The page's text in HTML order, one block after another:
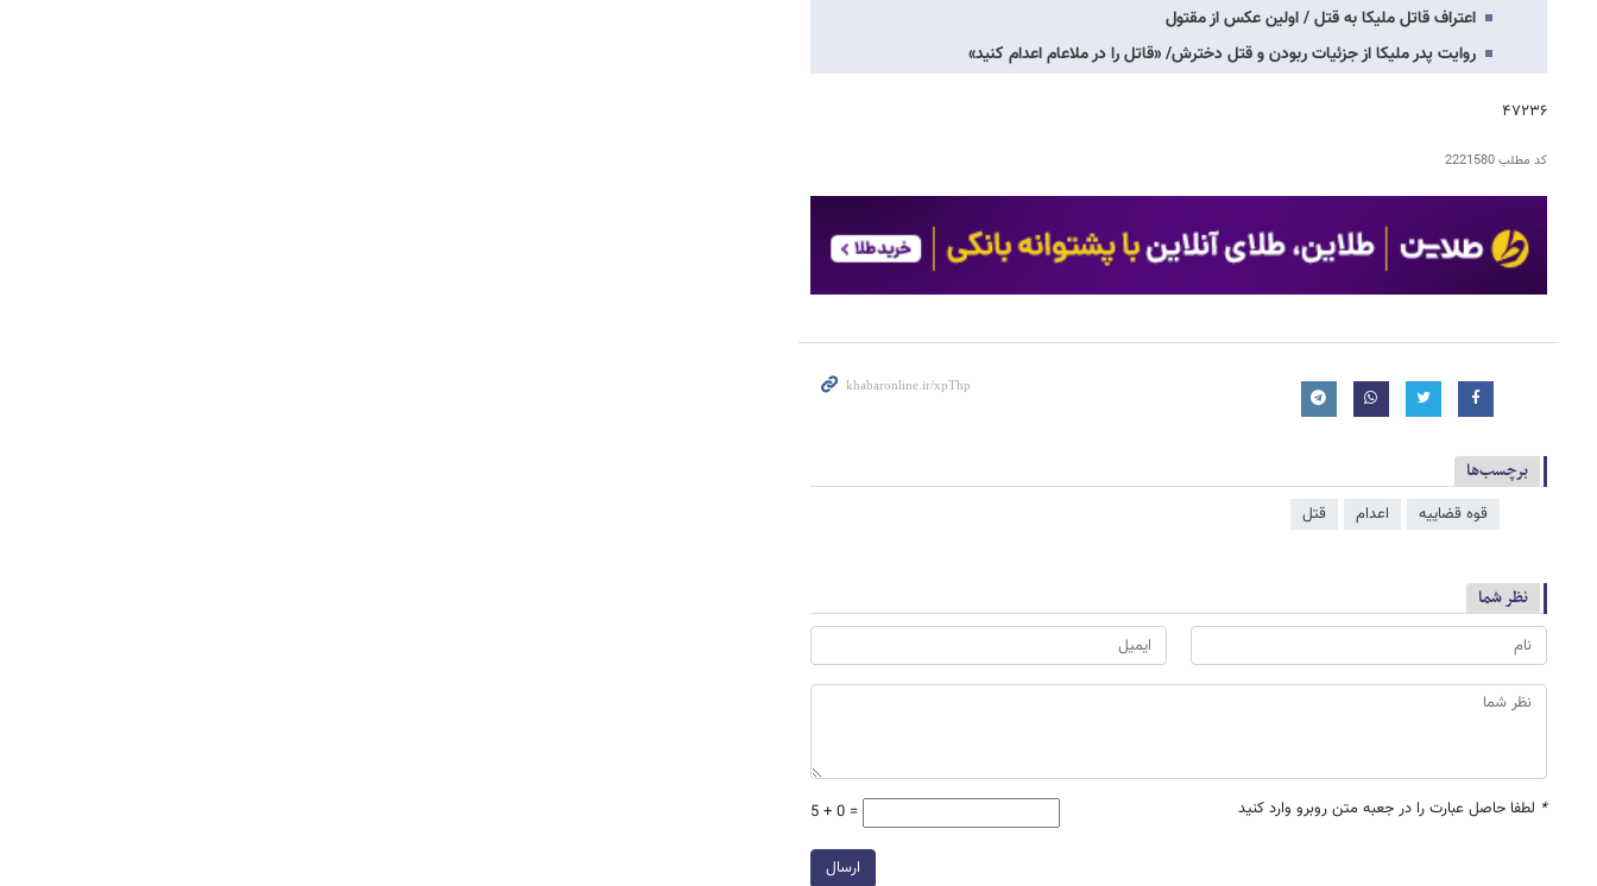
اعتراف قاتل ملیکا به قتل / اولین عکس از مقتول
روایت پدر ملیکا از جزئیات ربودن و قتل دخترش/ «قاتل را در ملاعام اعدام کنید»
۴۷۲۳۶
کد مطلب2221580
برچسب‌ها
قوه قضاییه اعدام قتل
نظر شما
* لطفا حاصل عبارت را در جعبه متن روبرو وارد کنید 5 + 0 =
ارسال